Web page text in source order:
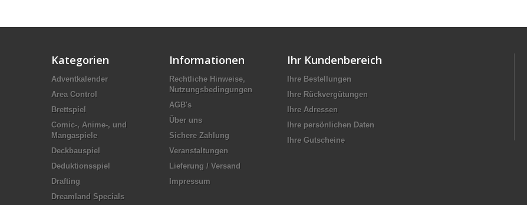
Kategorien
Adventkalender
Area Control
Brettspiel
Comic-, Anime-, und
Mangaspiele
Deckbauspiel
Deduktionsspiel
Drafting
Dreamland Specials
Informationen
Rechtliche Hinweise,
Nutzungsbedingungen
AGB's
Über uns
Sichere Zahlung
Veranstaltungen
Lieferung / Versand
Impressum
Ihr Kundenbereich
Ihre Bestellungen
Ihre Rückvergütungen
Ihre Adressen
Ihre persönlichen Daten
Ihre Gutscheine